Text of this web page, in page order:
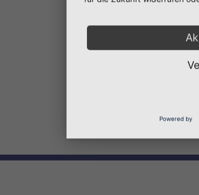
Powered by